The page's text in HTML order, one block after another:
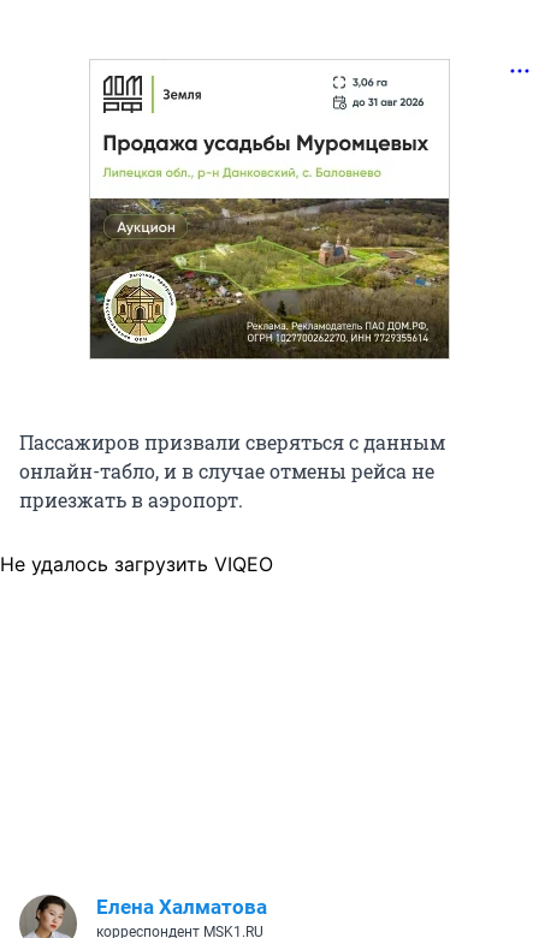
Пассажиров призвали сверяться с данным
онлайн-табло, и в случае отмены рейса не
приезжать в аэропорт.
Не удалось загрузить VIQEO
Елена Халматова
корреспондент MSK1.RU